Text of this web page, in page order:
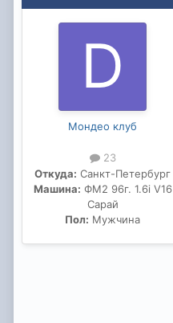
Мондео клуб
23
Откуда: Санкт-Петербург
Машина: ФМ2 96г. 1.6i V16
Сарай
Пол: Мужчина